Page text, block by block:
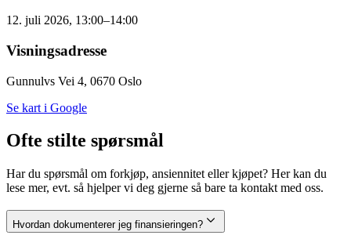
12. juli 2026, 13:00–14:00
Visningsadresse
Gunnulvs Vei 4, 0670 Oslo
Se kart i Google
Ofte stilte spørsmål
Har du spørsmål om forkjøp, ansiennitet eller kjøpet? Her kan du
lese mer, evt. så hjelper vi deg gjerne så bare ta kontakt med oss.
Hvordan dokumenterer jeg finansieringen?